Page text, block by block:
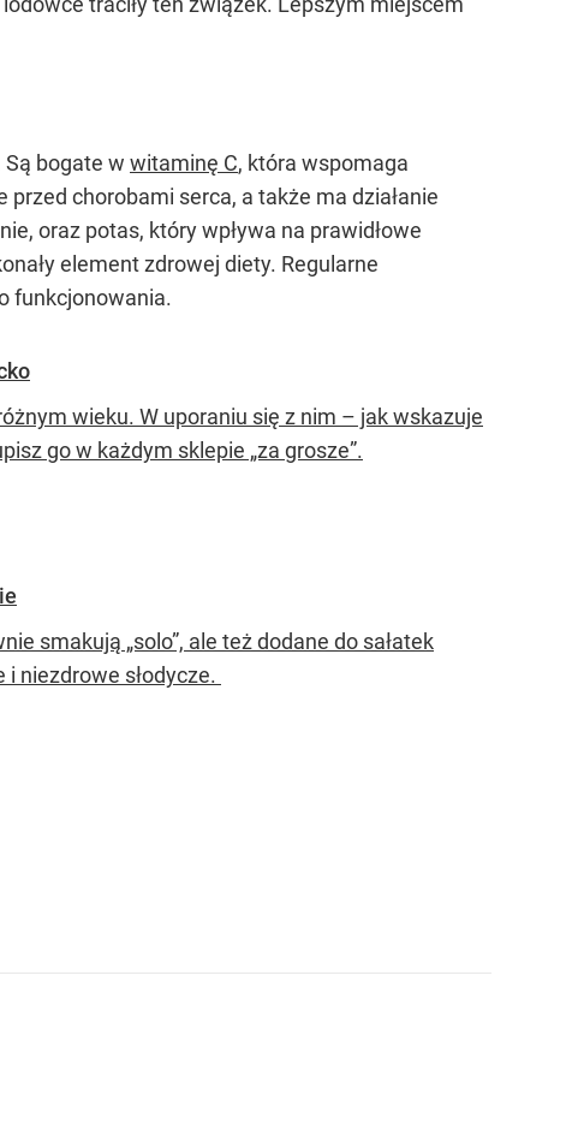
bogate w witaminę C, która wspomaga
chorobami serca, a także ma działanie
oraz potas, który wpływa na prawidłowe
element zdrowej diety. Regularne
funkcjonowania.
wieku. W uporaniu się z nim – jak wskazuje
go w każdym sklepie „za grosze”.
smakują „solo”, ale też dodane do sałatek
niezdrowe słodycze.